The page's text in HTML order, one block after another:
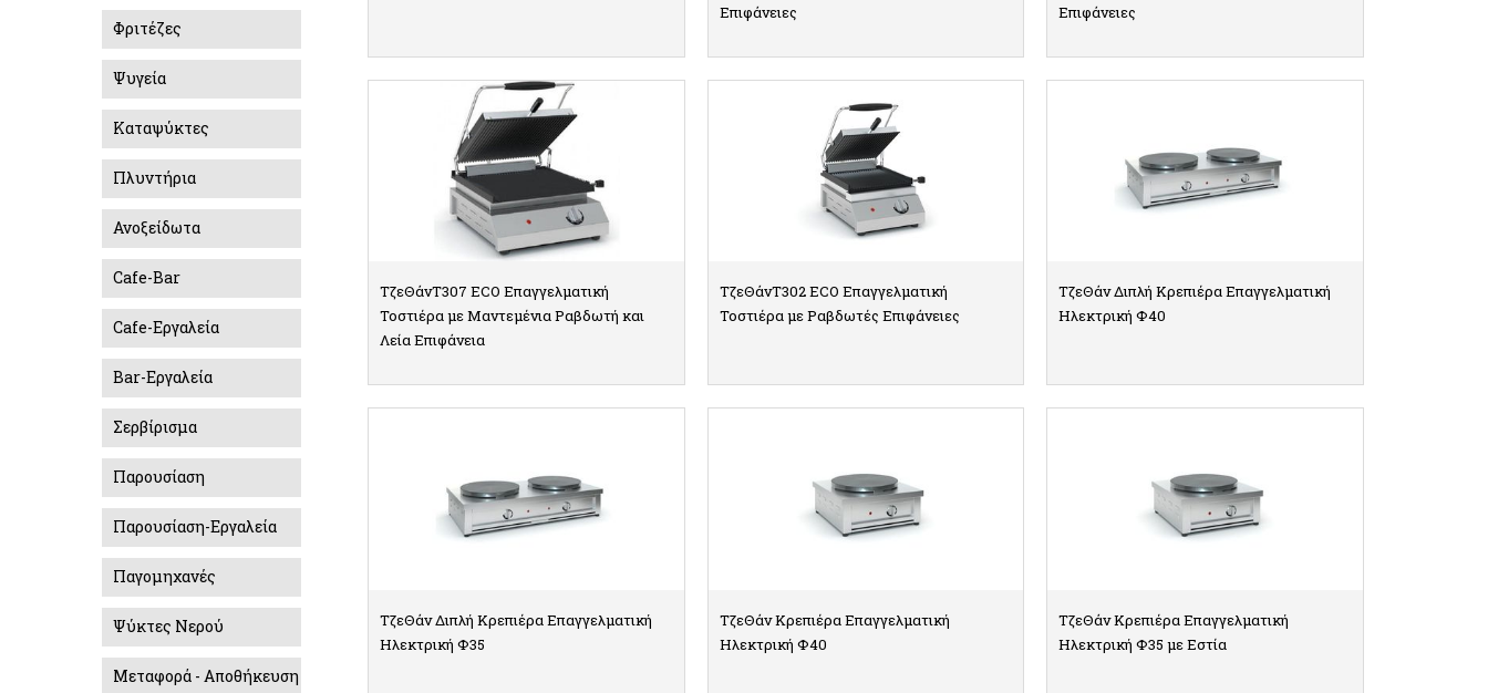
Φριτέζες
Ψυγεία
Καταψύκτες
Πλυντήρια
Ανοξείδωτα
Cafe-Bar
Cafe-Εργαλεία
Bar-Εργαλεία
Σερβίρισμα
Παρουσίαση
Παρουσίαση-Εργαλεία
Παγομηχανές
Ψύκτες Νερού
Mεταφορά - Aποθήκευση
Επιφάνειες
Επιφάνειες
ΛΕΠΤΟΜΕΡΕΙΕΣ
ΤζεΘάνΤ307 ECO Επαγγελματική
Τοστιέρα με Μαντεμένια Ραβδωτή και
Λεία Επιφάνεια
ΛΕΠΤΟΜΕΡΕΙΕΣ
ΤζεΘάνΤ302 ECO Επαγγελματική
Τοστιέρα με Ραβδωτές Επιφάνειες
ΛΕΠΤΟΜΕΡΕΙΕΣ
ΤζεΘάν Διπλή Κρεπιέρα Επαγγελματική
Ηλεκτρική Φ40
ΛΕΠΤΟΜΕΡΕΙΕΣ
ΤζεΘάν Διπλή Κρεπιέρα Επαγγελματική
Ηλεκτρική Φ35
ΛΕΠΤΟΜΕΡΕΙΕΣ
ΤζεΘάν Κρεπιέρα Επαγγελματική
Ηλεκτρική Φ40
ΛΕΠΤΟΜΕΡΕΙΕΣ
ΤζεΘάν Κρεπιέρα Επαγγελματική
Ηλεκτρική Φ35 με Εστία